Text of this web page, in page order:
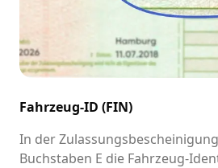
Fahrzeug-ID (FIN)
In der
Buchstaben E die Fahrzeug-